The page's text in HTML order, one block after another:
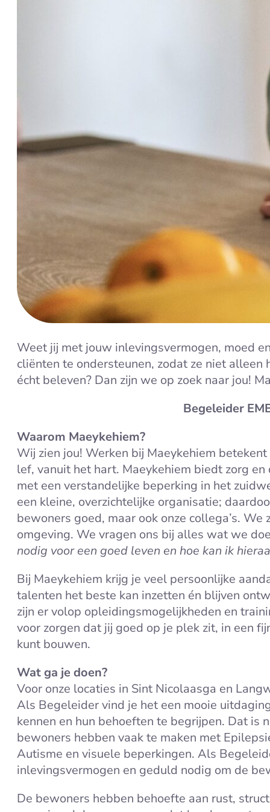
Weet jij met jouw inlevingsvermogen, moed
cliënten te ondersteunen, zodat ze niet alleen
écht beleven? Dan zijn we op zoek naar jou!
Begeleider
Waarom Maeykehiem?
Wij zien jou! Werken bij Maeykehiem
lef, vanuit het hart. Maeykehiem biedt zorg
met een verstandelijke beperking in het
een kleine, overzichtelijke organisatie;
bewoners goed, maar ook onze collega’s.
omgeving. We vragen ons bij alles wat we
nodig voor een goed leven en hoe kan ik
Bij Maeykehiem krijg je veel persoonlijke
talenten het beste kan inzetten én blijven
zijn er volop opleidingsmogelijkheden en
voor zorgen dat jij goed op je plek zit, in een
kunt bouwen.
Wat ga je doen?
Voor onze locaties in Sint Nicolaasga en
Als Begeleider vind je het een mooie
kennen en hun behoeften te begrijpen. Dat is
bewoners hebben vaak te maken met
Autisme en visuele beperkingen. Als
inlevingsvermogen en geduld nodig om de
De bewoners hebben behoefte aan rust,